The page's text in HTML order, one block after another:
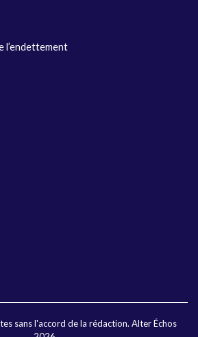
l’endettement
sans l'accord de la rédaction. Alter Échos